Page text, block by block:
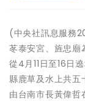
(中央社訊息服務
苳泰安宮、旌忠廟
從4月11日至16日
縣鹿草及水上共五
由台南市長黃偉